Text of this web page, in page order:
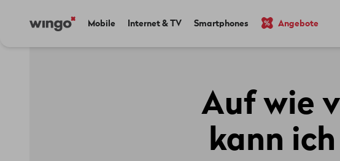
Main
Mobile Internet & TV Smartphones Angebote
Auf wie
kann